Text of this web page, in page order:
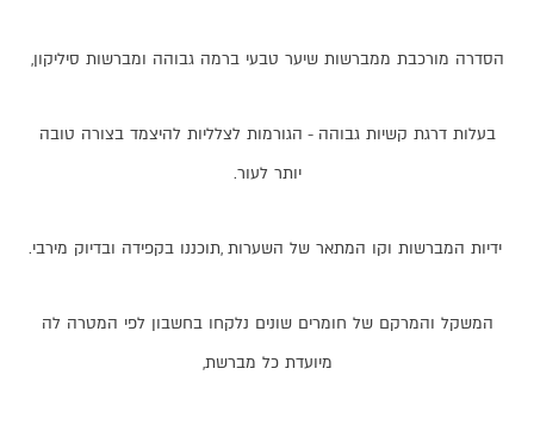
הסדרה מורכבת ממברשות שיער טבעי ברמה גבוהה ומברשות סיליקון,
בעלות דרגת קשיות גבוהה - הגורמות לצלליות להיצמד בצורה טובה
יותר לעור.
ידיות המברשות וקו המתאר של השערות ,תוכננו בקפידה ובדיוק מירבי.
המשקל והמרקם של חומרים שונים נלקחו בחשבון לפי המטרה לה
מיועדת כל מברשת,